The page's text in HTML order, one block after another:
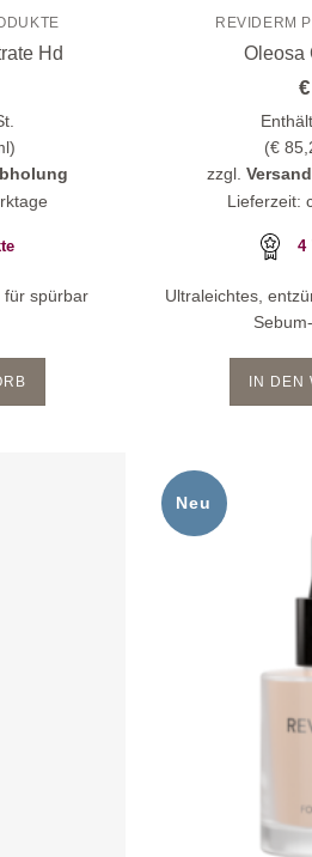
Hd
für spürbar
REVIDERM
Oleosa
€
(€
zzgl.
Lieferzeit:
4
Ultraleichtes,
IN DEN
Neu